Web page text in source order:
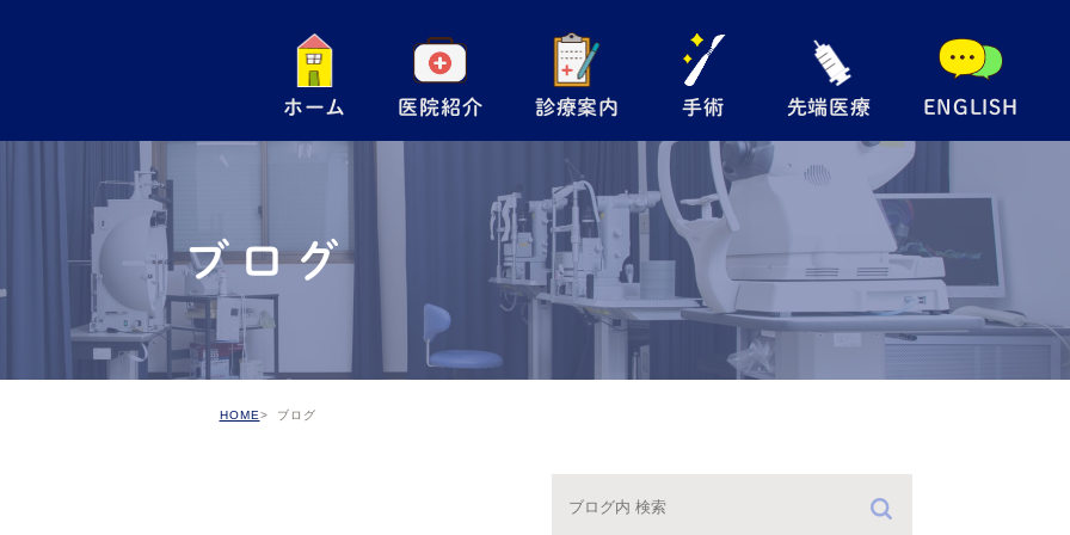
ホーム 医院紹介 診療案内
小児眼科
手術
アレルギー検査
予防接種
手術
手術内容について
翼状片手術
眼瞼下垂手術
硝子体注射
緑内障レーザー
（SLT）
先端医療
自由診療
メディカルサプリ
ENGLISH
ブログ
HOME ブログ